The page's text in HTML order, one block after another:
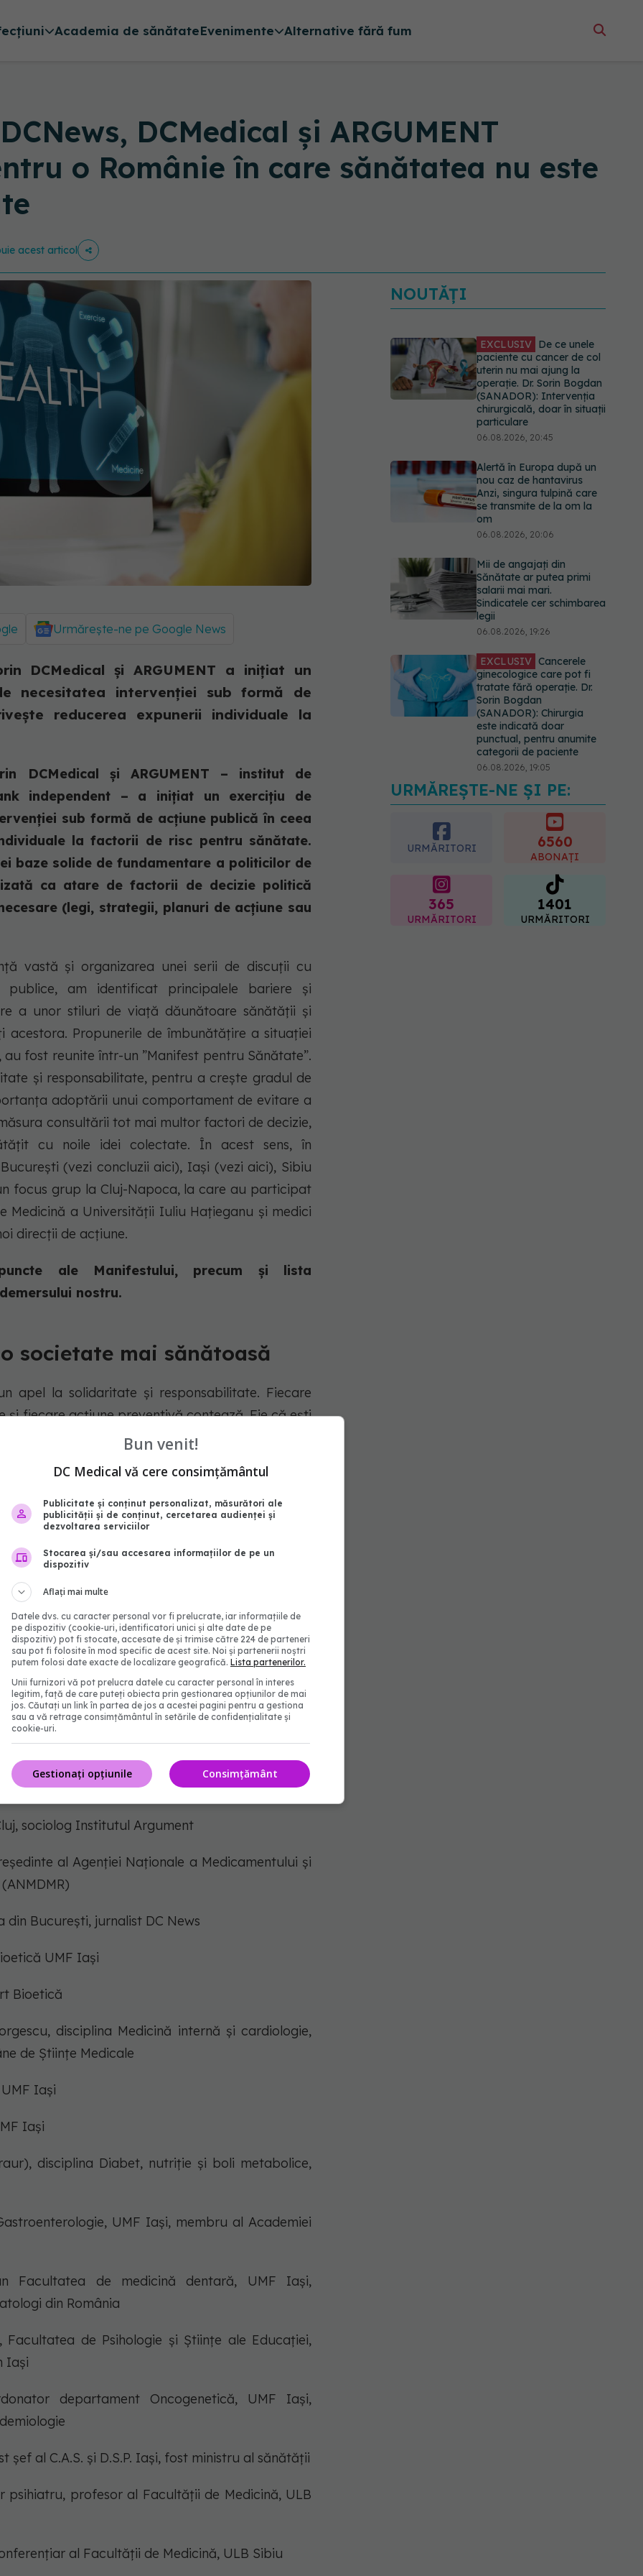
Academia de sănătateEvenimente Alternative fără fum
DCMedical și ARGUMENT
o Românie în care sănătatea nu este
acest articol
Urmărește-ne pe Google News
DCMedical și ARGUMENT a inițiat un
necesitatea intervenției sub formă de
reducerea expunerii individuale la
DCMedical și ARGUMENT – institut de
independent – a inițiat un exercițiu de
sub formă de acțiune publică în ceea
la factorii de risc pentru sănătate.
baze solide de fundamentare a politicilor de
ca atare de factorii de decizie politică
(legi, strategii, planuri de acțiune sau
vastă și organizarea unei serii de discuții cu
publice, am identificat principalele bariere și
a unor stiluri de viață dăunătoare sănătății și
Propunerile de îmbunătățire a situației
fost reunite într-un ”Manifest pentru Sănătate”.
și responsabilitate, pentru a crește gradul de
adoptării unui comportament de evitare a
consultării tot mai multor factori de decizie,
cu noile idei colectate. În acest sens, în
(vezi concluzii aici), Iași (vezi aici), Sibiu
focus grup la Cluj-Napoca, la care au participat
Medicină a Universității Iuliu Hațieganu și medici
direcții de acțiune.
ale Manifestului, precum și lista
nostru.
societate mai sănătoasă
apel la solidaritate și responsabilitate. Fiecare
și fiecare acțiune preventivă contează. Fie că ești
cetățean, contribuția ta poate face diferența!
sănătatea publică nu este un lux, ci o realitate
pentru Sănătate:
publică
de Medicină Sportivă
de Cercetare pentru Sport
clinică, UMF București
sociolog Institutul Argument
al Agenției Naționale a Medicamentului și
din București, jurnalist DC News
UMF Iași
Bioetică
disciplina Medicină internă și cardiologie,
de Științe Medicale
Iași
Iași
disciplina Diabet, nutriție și boli metabolice,
UMF Iași, membru al Academiei
Facultatea de medicină dentară, UMF Iași,
din România
Facultatea de Psihologie și Științe ale Educației,
Iași
departament Oncogenetică, UMF Iași,
șef al C.A.S. și D.S.P. Iași, fost ministru al sănătății
psihiatru, profesor al Facultății de Medicină, ULB
al Facultății de Medicină, ULB Sibiu
NOUTĂȚI
EXCLUSIV De ce unele
paciente cu cancer de col
uterin nu mai ajung la
operație. Dr. Sorin Bogdan
(SANADOR): Intervenția
chirurgicală, doar în situații
particulare
06.08.2026, 20:45
Alertă în Europa după un
nou caz de hantavirus
Anzi, singura tulpină care
se transmite de la om la
om
06.08.2026, 20:06
Mii de angajați din
Sănătate ar putea primi
salarii mai mari.
Sindicatele cer schimbarea
legii
06.08.2026, 19:26
EXCLUSIV Cancerele
ginecologice care pot fi
tratate fără operație. Dr.
Sorin Bogdan
(SANADOR): Chirurgia
este indicată doar
punctual, pentru anumite
categorii de paciente
06.08.2026, 19:05
EXCLUSIV Brahiterapie
vs radioterapie externă în
cancerul ginecologic. Dr.
Sorin Bogdan (SANADOR)
explică diferența și cum
acționează tratamentul
URMĂREȘTE-NE ȘI PE:
URMĂRITORI 6560
ABONAȚI
365
URMĂRITORI
1401
URMĂRITORI
Bun venit!
DC Medical vă cere consimțământul
Publicitate și conținut personalizat, măsurători ale
publicității și de conținut, cercetarea audienței și
dezvoltarea serviciilor
Stocarea și/sau accesarea informațiilor de pe un
dispozitiv
Aflați mai multe
Datele dvs. cu caracter personal vor fi prelucrate, iar informațiile de
pe dispozitiv (cookie-uri, identificatori unici și alte date de pe
dispozitiv) pot fi stocate, accesate de și trimise către 224 de parteneri
sau pot fi folosite în mod specific de acest site. Noi și partenerii noștri
putem folosi date exacte de localizare geografică. Lista partenerilor.
Unii furnizori vă pot prelucra datele cu caracter personal în interes
legitim, față de care puteți obiecta prin gestionarea opțiunilor de mai
jos. Căutați un link în partea de jos a acestei pagini pentru a gestiona
sau a vă retrage consimțământul în setările de confidențialitate și
cookie-uri.
Consimțământ
Gestionați opțiunile